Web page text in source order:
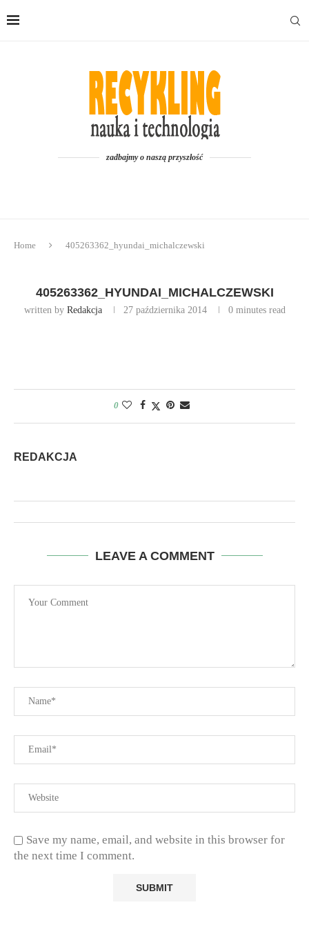
zadbajmy o naszą przyszłość
Home 405263362_hyundai_michalczewski
405263362_HYUNDAI_MICHALCZEWSKI
written by Redakcja 27 października 2014 0 minutes read
0
REDAKCJA
LEAVE A COMMENT
Save my name, email, and website in this browser for
the next time I comment.